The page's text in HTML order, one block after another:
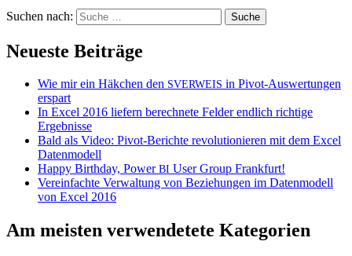
Suchen nach:
Neueste Beiträge
Wie mir ein Häkchen den SVERWEIS in Pivot-Auswertungen
erspart
In Excel 2016 liefern berechnete Felder endlich richtige
Ergebnisse
Bald als Video: Pivot-Berichte revolutionieren mit dem Excel
Datenmodell
Happy Birthday, PowerBI User Group Frankfurt!
Vereinfachte Verwaltung von Beziehungen im Datenmodell
von Excel 2016
Am meisten verwendetete Kategorien